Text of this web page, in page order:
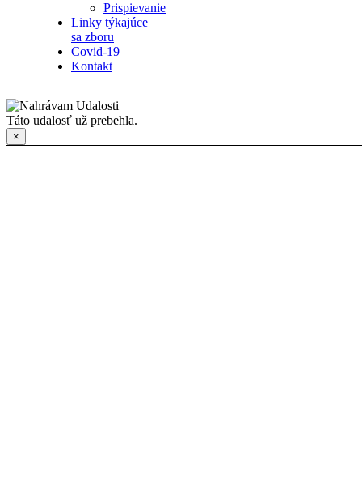
Prispievanie
Linky týkajúce
sa zboru
Covid-19
Kontakt
Táto udalosť už prebehla.
×